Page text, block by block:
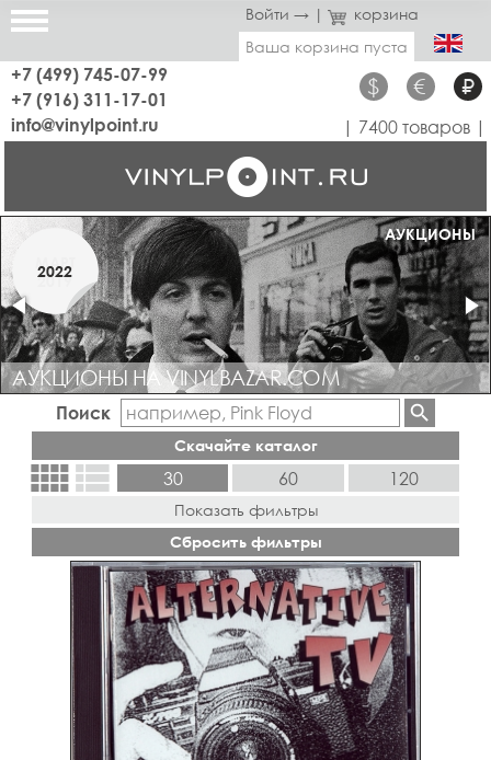
Войти → |
корзина
Ваша корзина пуста
+7 (499) 745-07-99
+7 (916) 311-17-01
$ € ₽
info@vinylpoint.ru | 7400 товаров |
МАГАЗИН ОТКРЫТ
МАРТ
2019
АУКЦИОНЫ
2022
АУКЦИОНЫ НА VINYLBAZAR.COM
Поиск
Скачайте каталог
view_comfyview_list 30 60 120
Показать фильтры
Сбросить фильтры